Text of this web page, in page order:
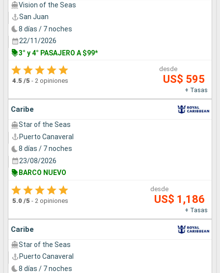
Vision of the Seas
San Juan
8 días / 7 noches
22/11/2026
3° y 4° PASAJERO A $99*
4.5 /5 - 2 opiniones
desde
US$ 595
+ Tasas
Caribe
Star of the Seas
Puerto Canaveral
8 días / 7 noches
23/08/2026
BARCO NUEVO
5.0 /5 - 2 opiniones
desde
US$ 1,186
+ Tasas
Caribe
Star of the Seas
Puerto Canaveral
8 días / 7 noches